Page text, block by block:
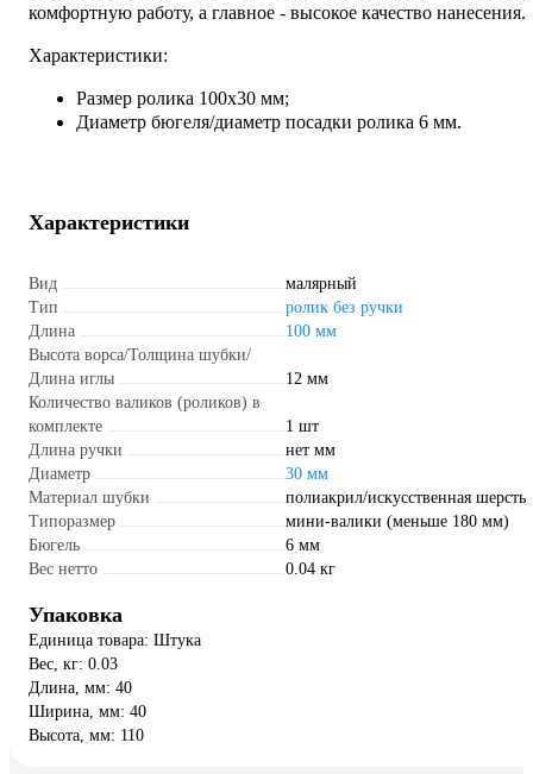
комфортную работу, а главное - высокое качество нанесения.
Характеристики:
Размер ролика 100х30 мм;
Диаметр бюгеля/диаметр посадки ролика 6 мм.
Характеристики
Вид
малярный
Тип
ролик без ручки
Длина
100 мм
Высота ворса/Толщина шубки/
Длина иглы
12 мм
Количество валиков (роликов) в
комплекте
1 шт
Длина ручки
нет мм
Диаметр
30 мм
Материал шубки
полиакрил/искусственная шерсть
Типоразмер
мини-валики (меньше 180 мм)
Бюгель
6 мм
Вес нетто
0.04 кг
Упаковка
Единица товара: Штука
Вес, кг: 0.03
Длина, мм: 40
Ширина, мм: 40
Высота, мм: 110